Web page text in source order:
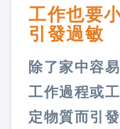
工作也要
引發過敏
除了家中容
工作過程或
定物質而引